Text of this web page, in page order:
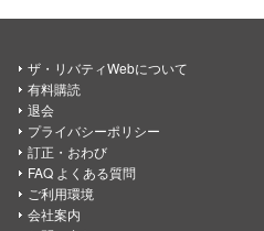
ザ・リバティWebについて
有料購読
退会
プライバシーポリシー
訂正・おわび
FAQ よくある質問
ご利用環境
会社案内